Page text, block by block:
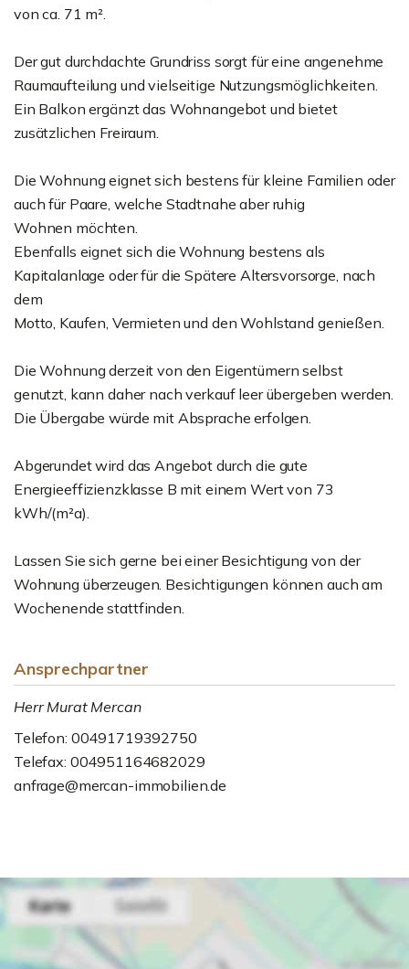
von ca. 71 m².
Der gut durchdachte Grundriss sorgt für eine angenehme
Raumaufteilung und vielseitige Nutzungsmöglichkeiten.
Ein Balkon ergänzt das Wohnangebot und bietet
zusätzlichen Freiraum.
Die Wohnung eignet sich bestens für kleine Familien oder
auch für Paare, welche Stadtnahe aber ruhig
Wohnen möchten.
Ebenfalls eignet sich die Wohnung bestens als
Kapitalanlage oder für die Spätere Altersvorsorge, nach
dem
Motto, Kaufen, Vermieten und den Wohlstand genießen.
Die Wohnung derzeit von den Eigentümern selbst
genutzt, kann daher nach verkauf leer übergeben werden.
Die Übergabe würde mit Absprache erfolgen.
Abgerundet wird das Angebot durch die gute
Energieeffizienzklasse B mit einem Wert von 73
kWh/(m²a).
Lassen Sie sich gerne bei einer Besichtigung von der
Wohnung überzeugen. Besichtigungen können auch am
Wochenende stattfinden.
Ansprechpartner
Herr Murat Mercan
Telefon: 00491719392750
Telefax: 004951164682029
anfrage@mercan-immobilien.de